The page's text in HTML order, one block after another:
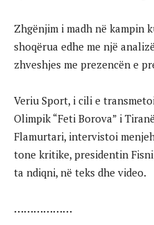
Zhgënjim i madh në kampin
shoqërua edhe me një
zhveshjes me prezencën e
Veriu Sport, i cili e
Olimpik “Feti Borova” i
Flamurtari, intervistoi
tone kritike, presidentin
ta ndiqni, në teks dhe video.
………………